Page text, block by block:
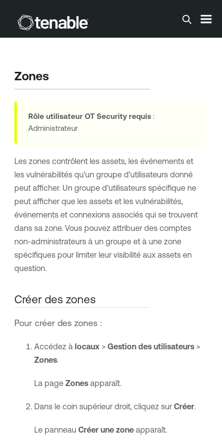
Passer au contenu principal
Zones
Rôle utilisateur OT Securityrequis:
Administrateur
Les zones contrôlent les assets, les événements et
les vulnérabilités qu'un groupe d'utilisateurs donné
peut afficher. Un groupe d'utilisateurs spécifique ne
peut afficher que les assets et les vulnérabilités,
événements et connexions associés qui se trouvent
dans sa zone. Vous pouvez attribuer des comptes
non-administrateurs à un groupe et à une zone
spécifiques pour limiter leur visibilité aux assets en
question.
Créer des zones
Pour créer des zones :
Accédez à locaux> Gestion des utilisateurs>
Zones.
La page Zonesapparaît.
Dans le coin supérieur droit, cliquez sur Créer.
Le panneau Créer une zoneapparaît.